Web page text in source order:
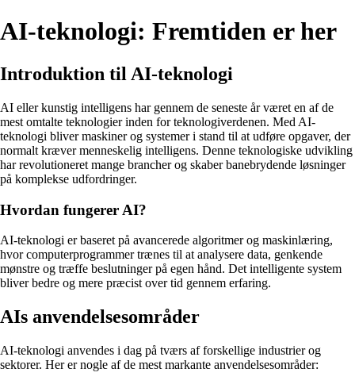
AI-teknologi: Fremtiden er her
Introduktion til AI-teknologi
AI eller kunstig intelligens har gennem de seneste år været en af de
mest omtalte teknologier inden for teknologiverdenen. Med AI-
teknologi bliver maskiner og systemer i stand til at udføre opgaver, der
normalt kræver menneskelig intelligens. Denne teknologiske udvikling
har revolutioneret mange brancher og skaber banebrydende løsninger
på komplekse udfordringer.
Hvordan fungerer AI?
AI-teknologi er baseret på avancerede algoritmer og maskinlæring,
hvor computerprogrammer trænes til at analysere data, genkende
mønstre og træffe beslutninger på egen hånd. Det intelligente system
bliver bedre og mere præcist over tid gennem erfaring.
AIs anvendelsesområder
AI-teknologi anvendes i dag på tværs af forskellige industrier og
sektorer. Her er nogle af de mest markante anvendelsesområder: